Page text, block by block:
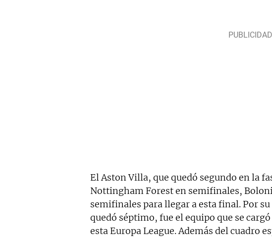
El Aston Villa, que quedó segundo en la
Nottingham Forest en semifinales,
semifinales para llegar a esta final. Por
quedó séptimo, fue el equipo que se
esta Europa League. Además del cuadro